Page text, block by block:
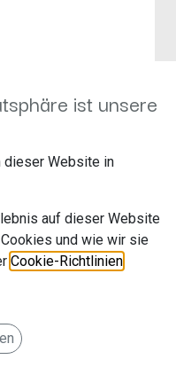
Verstärker
The Royal Town of
Coldfield B75 7BU,
Versandkosten
ist unsere
dieser Website in
auf dieser Website
und wie wir sie
Cookie-Richtlinien